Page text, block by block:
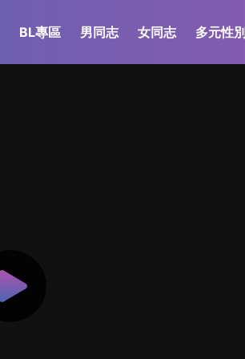
BL專區 男同志 女同志 多元性別